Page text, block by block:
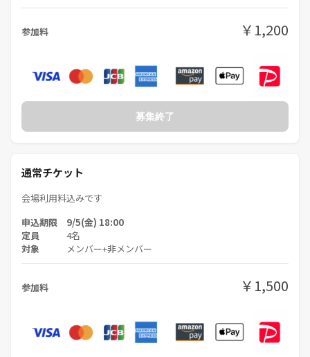
参加料 ￥1,200
募集終了
通常チケット
会場利用料込みです
申込期限 9/5(金) 18:00
定員 4名
対象 メンバー+非メンバー
参加料 ￥1,500